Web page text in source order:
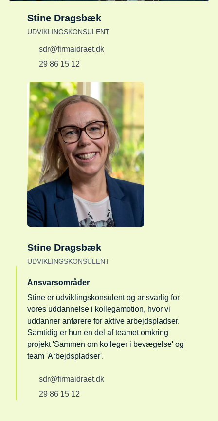
Stine Dragsbæk
UDVIKLINGSKONSULENT
sdr@firmaidraet.dk
29 86 15 12
Stine Dragsbæk
UDVIKLINGSKONSULENT
Ansvarsområder
Stine er udviklingskonsulent og ansvarlig for
vores uddannelse i kollegamotion, hvor vi
uddanner anførere for aktive arbejdspladser.
Samtidig er hun en del af teamet omkring
projekt 'Sammen om kolleger i bevægelse' og
team 'Arbejdspladser'.
sdr@firmaidraet.dk
29 86 15 12